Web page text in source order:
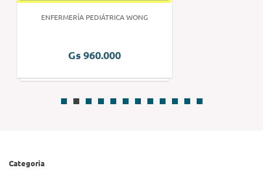
ENFERMERÍA PEDIÁTRICA WONG
Gs 960.000
Categoria